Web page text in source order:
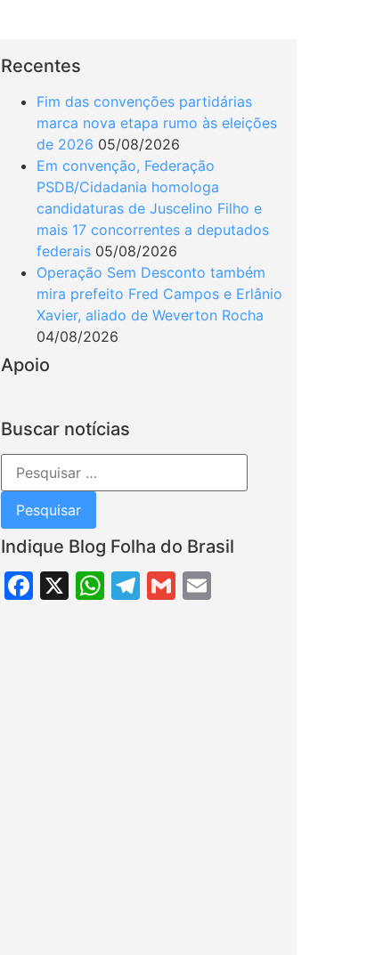
Recentes
Fim das convenções partidárias
marca nova etapa rumo às eleições
de 2026 05/08/2026
Em convenção, Federação
PSDB/Cidadania homologa
candidaturas de Juscelino Filho e
mais 17 concorrentes a deputados
federais 05/08/2026
Operação Sem Desconto também
mira prefeito Fred Campos e Erlânio
Xavier, aliado de Weverton Rocha
04/08/2026
Apoio
Buscar notícias
Indique Blog Folha do Brasil
Facebook
X WhatsApp
Telegram
Gmail